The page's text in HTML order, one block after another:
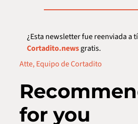
Cortadito.news gratis.
Atte, Equipo de Cortadito
for you